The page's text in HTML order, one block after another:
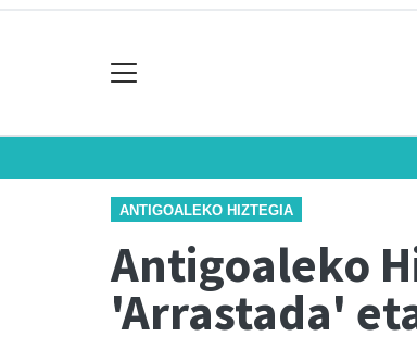
ANTIGOALEKO HIZTEGIA
Antigoaleko
'Arrastada'